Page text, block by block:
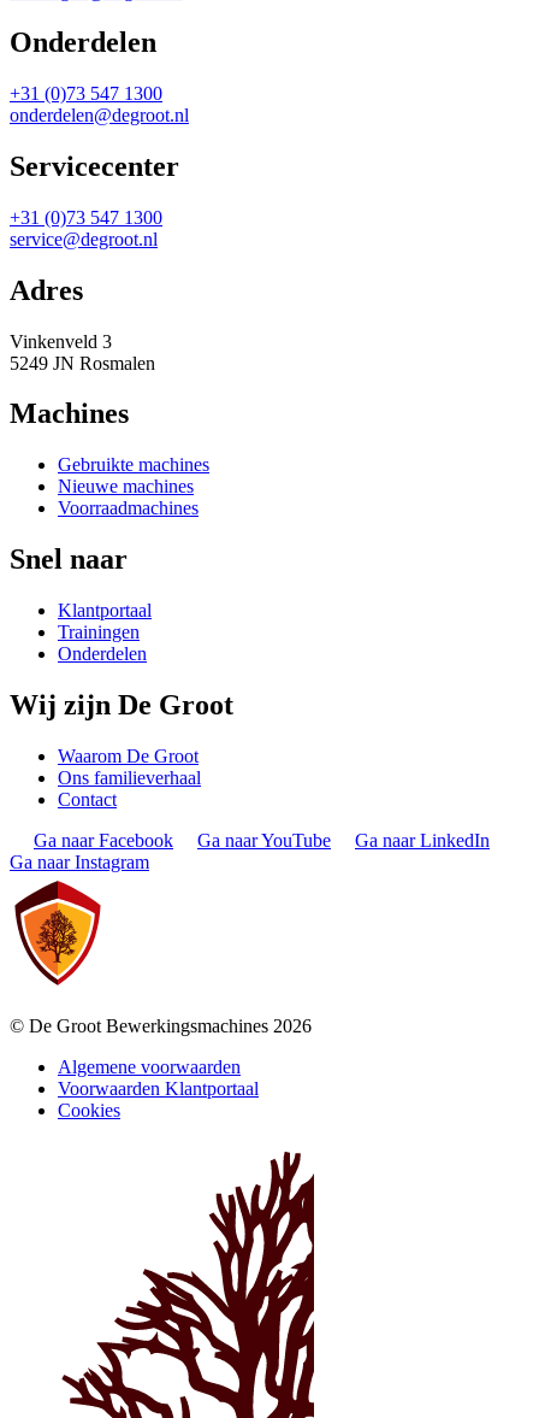
Onderdelen
+31 (0)73 547 1300
onderdelen@degroot.nl
Servicecenter
+31 (0)73 547 1300
service@degroot.nl
Adres
Vinkenveld 3
5249 JN Rosmalen
Machines
Gebruikte machines
Nieuwe machines
Voorraadmachines
Snel naar
Klantportaal
Trainingen
Onderdelen
Wij zijn De Groot
Waarom De Groot
Ons familieverhaal
Contact
Ga naar Facebook
Ga naar YouTube
Ga naar LinkedIn
Ga naar Instagram
© De Groot Bewerkingsmachines 2026
Algemene voorwaarden
Voorwaarden Klantportaal
Cookies